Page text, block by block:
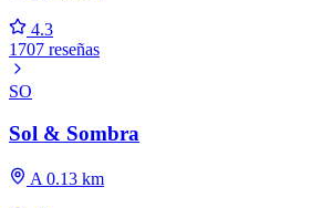
4.3
1707 reseñas
SO
Sol & Sombra
A 0.13 km